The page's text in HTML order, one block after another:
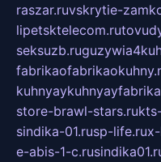
raszar.ruvskrytie-
lipetsktelecom.ru
seksuzb.ru
store-brawl-stars.ru
sindika-01.rusp-life.ru
e-abis-1-c.ru